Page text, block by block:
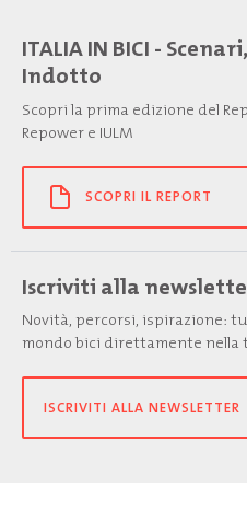
ITALIA IN BICI -
Indotto
Scopri la prima edizione del
Repower e IULM
SCOPRI IL REPORT
Iscriviti alla
Novità, percorsi, ispirazione:
mondo bici direttamente nella
ISCRIVITI ALLA NEWSLETTER